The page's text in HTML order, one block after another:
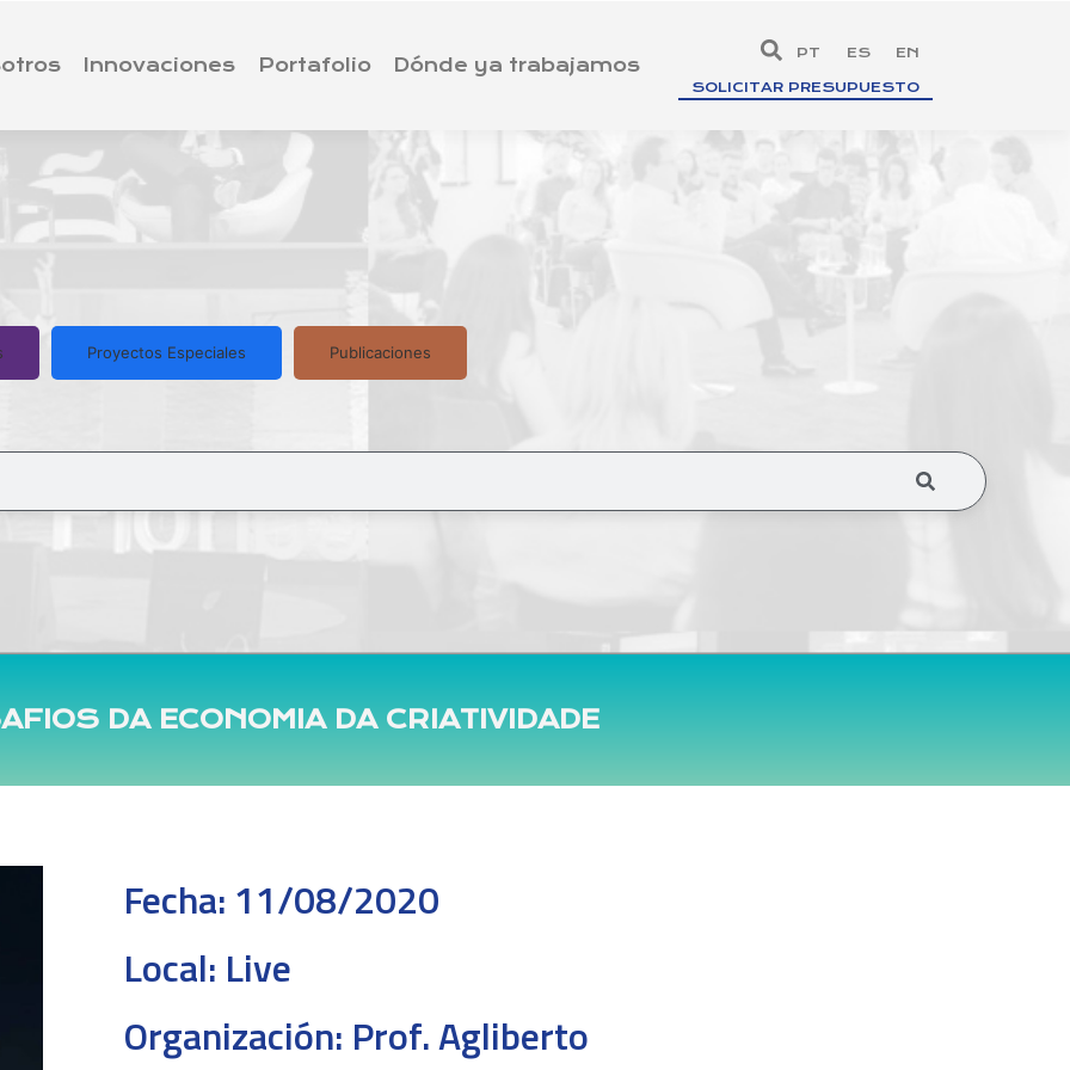
Innovaciones Portafolio Dónde ya trabajamos
PT ES EN
SOLICITAR PRESUPUESTO
Proyectos Especiales Publicaciones
DA ECONOMIA DA CRIATIVIDADE
Fecha: 11/08/2020
Local: Live
Organización: Prof. Agliberto